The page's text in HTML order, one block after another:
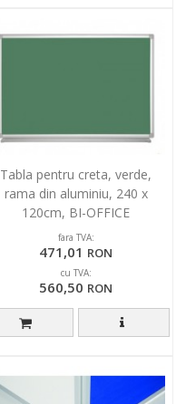
Tabla pentru creta, verde,
rama din aluminiu, 240 x
120cm, BI-OFFICE
fara TVA:
471,01 RON
cu TVA:
560,50 RON